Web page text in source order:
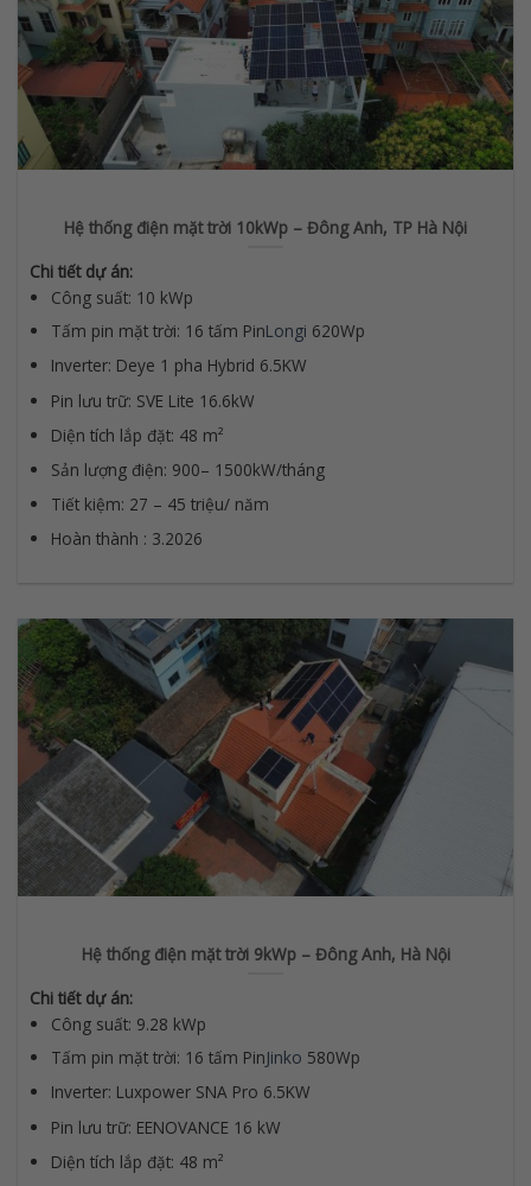
Hệ thống điện mặt trời 10kWp – Đông Anh, TP Hà Nội
Chi tiết dự án:
Công suất: 10 kWp
Tấm pin mặt trời: 16 tấm PinLongi 620Wp
Inverter: Deye 1 pha Hybrid 6.5KW
Pin lưu trữ: SVE Lite 16.6kW
Diện tích lắp đặt: 48 m²
Sản lượng điện: 900– 1500kW/tháng
Tiết kiệm: 27 – 45 triệu/ năm
Hoàn thành : 3.2026
Hệ thống điện mặt trời 9kWp – Đông Anh, Hà Nội
Chi tiết dự án:
Công suất: 9.28 kWp
Tấm pin mặt trời: 16 tấm PinJinko 580Wp
Inverter: Luxpower SNA Pro 6.5KW
Pin lưu trữ: EENOVANCE 16 kW
Diện tích lắp đặt: 48 m²